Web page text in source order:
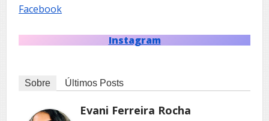
Facebook
Instagram
Sobre Últimos Posts
Evani Ferreira Rocha